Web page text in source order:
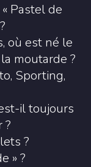
Pastel de
où est né le
moutarde ?
Sporting,
il toujours
?
?
» ?